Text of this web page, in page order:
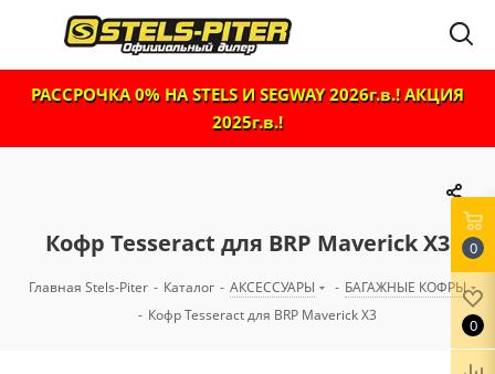
РАССРОЧКА 0% НА STELS И SEGWAY 2026г.в.! АКЦИЯ
2025г.в.!
Кофр Tesseract для BRP Maverick X3
Главная Stels-Piter - Каталог - АКСЕССУАРЫ - БАГАЖНЫЕ КОФРЫ
- Кофр Tesseract для BRP Maverick X3
0
0